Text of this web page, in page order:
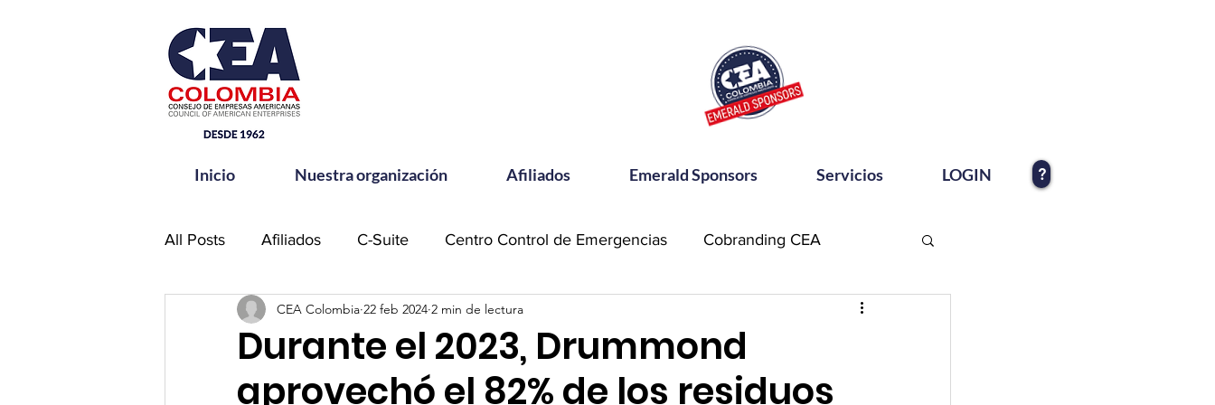
Inicio Nuestra organización Afiliados Emerald Sponsors Servicios LOGIN ?
All Posts Afiliados C-Suite Centro Control de Emergencias Cobranding CEA
Comité de Seguridad CEA-OSAC Community Meets
Hands for Change Networking CEA Power Talks Reconocimientos
Durante el 2023, Drummond
aprovechó el 82% de los residuos
CEA Colombia 22 feb 2024 2 min de lectura